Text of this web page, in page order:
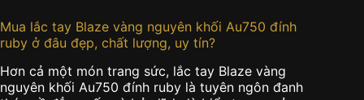
Mua lắc tay Blaze vàng nguyên khối Au750 đính
ruby ở đâu đẹp, chất lượng, uy tín?
Hơn cả một món trang sức, lắc tay Blaze vàng
nguyên khối Au750 đính ruby là tuyên ngôn đanh